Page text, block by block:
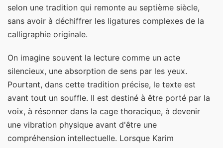
selon une tradition qui remonte au septième siècle,
sans avoir à déchiffrer les ligatures complexes de la
calligraphie originale.
On imagine souvent la lecture comme un acte
silencieux, une absorption de sens par les yeux.
Pourtant, dans cette tradition précise, le texte est
avant tout un souffle. Il est destiné à être porté par la
voix, à résonner dans la cage thoracique, à devenir
une vibration physique avant d'être une
compréhension intellectuelle. Lorsque Karim